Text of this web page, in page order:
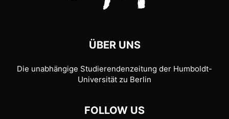
ÜBER UNS
Die unabhängige Studierendenzeitung der Humboldt-
Universität zu Berlin
FOLLOW US